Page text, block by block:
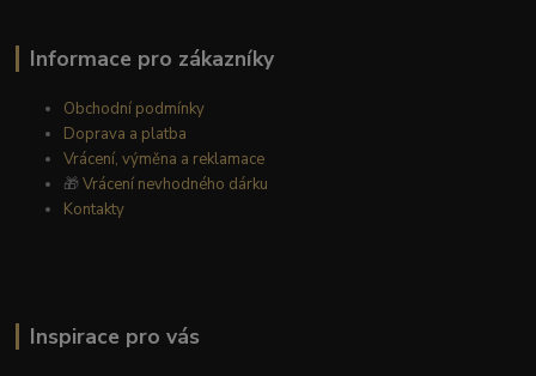
Informace pro zákazníky
Obchodní podmínky
Doprava a platba
Vrácení, výměna a reklamace
🎁Vrácení nevhodného dárku
Kontakty
Inspirace pro vás